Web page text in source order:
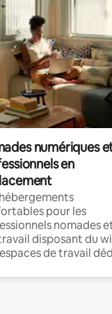
numériques
en
pour les
nomades
disposant du
de travail